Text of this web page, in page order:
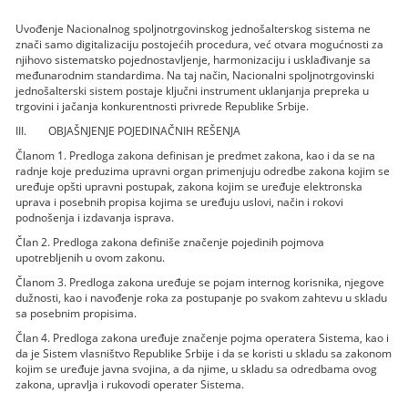
Uvođenje Nacionalnog spoljnotrgovinskog jednošalterskog sistema ne
znači samo digitalizaciju postojećih procedura, već otvara mogućnosti za
njihovo sistematsko pojednostavljenje, harmonizaciju i usklađivanje sa
međunarodnim standardima. Na taj način, Nacionalni spoljnotrgovinski
jednošalterski sistem postaje ključni instrument uklanjanja prepreka u
trgovini i jačanja konkurentnosti privrede Republike Srbije.
III. OBJAŠNJENJE POJEDINAČNIH REŠENJA
Članom 1. Predloga zakona definisan je predmet zakona, kao i da se na
radnje koje preduzima upravni organ primenjuju odredbe zakona kojim se
uređuje opšti upravni postupak, zakona kojim se uređuje elektronska
uprava i posebnih propisa kojima se uređuju uslovi, način i rokovi
podnošenja i izdavanja isprava.
Član 2. Predloga zakona definiše značenje pojedinih pojmova
upotrebljenih u ovom zakonu.
Članom 3. Predloga zakona uređuje se pojam internog korisnika, njegove
dužnosti, kao i navođenje roka za postupanje po svakom zahtevu u skladu
sa posebnim propisima.
Član 4. Predloga zakona uređuje značenje pojma operatera Sistema, kao i
da je Sistem vlasništvo Republike Srbije i da se koristi u skladu sa zakonom
kojim se uređuje javna svojina, a da njime, u skladu sa odredbama ovog
zakona, upravlja i rukovodi operater Sistema.